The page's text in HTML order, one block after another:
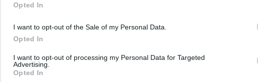
Opted In
I want to opt-out of the Sale of my Personal Data.
Opted In
I want to opt-out of processing my Personal Data for Targeted
Advertising.
Opted In